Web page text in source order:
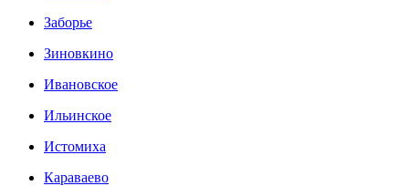
Заборье
Зиновкино
Ивановское
Ильинское
Истомиха
Караваево